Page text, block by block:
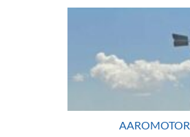
AAROMOTOR